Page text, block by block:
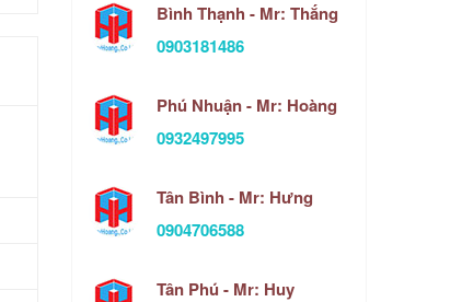
Bình Thạnh - Mr: Thắng
0903181486
Phú Nhuận - Mr: Hoàng
0932497995
Tân Bình - Mr: Hưng
0904706588
Tân Phú - Mr: Huy